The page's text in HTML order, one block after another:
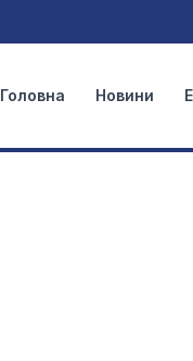
Головна Новини